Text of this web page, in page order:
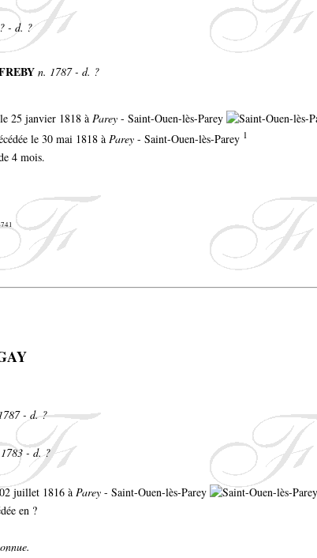
- d. ?
n. 1787 - d. ?
25 janvier 1818 à Parey - Saint-Ouen-lès-Parey
le 30 mai 1818 à Parey - Saint-Ouen-lès-Parey 1
4 mois.
- d. ?
- d. ?
juillet 1816 à Parey - Saint-Ouen-lès-Parey
en ?